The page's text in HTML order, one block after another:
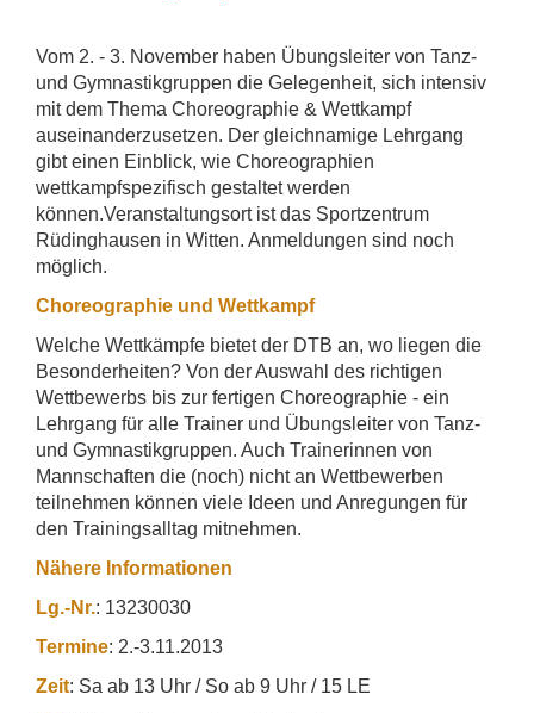
Vom 2. - 3. November haben Übungsleiter von Tanz-
und Gymnastikgruppen die Gelegenheit, sich intensiv
mit dem Thema Choreographie & Wettkampf
auseinanderzusetzen. Der gleichnamige Lehrgang
gibt einen Einblick, wie Choreographien
wettkampfspezifisch gestaltet werden
können.Veranstaltungsort ist das Sportzentrum
Rüdinghausen in Witten. Anmeldungen sind noch
möglich.
Choreographie und Wettkampf
Welche Wettkämpfe bietet der DTB an, wo liegen die
Besonderheiten? Von der Auswahl des richtigen
Wettbewerbs bis zur fertigen Choreographie - ein
Lehrgang für alle Trainer und Übungsleiter von Tanz-
und Gymnastikgruppen. Auch Trainerinnen von
Mannschaften die (noch) nicht an Wettbewerben
teilnehmen können viele Ideen und Anregungen für
den Trainingsalltag mitnehmen.
Nähere Informationen
Lg.-Nr.: 13230030
Termine: 2.-3.11.2013
Zeit: Sa ab 13 Uhr / So ab 9 Uhr / 15 LE